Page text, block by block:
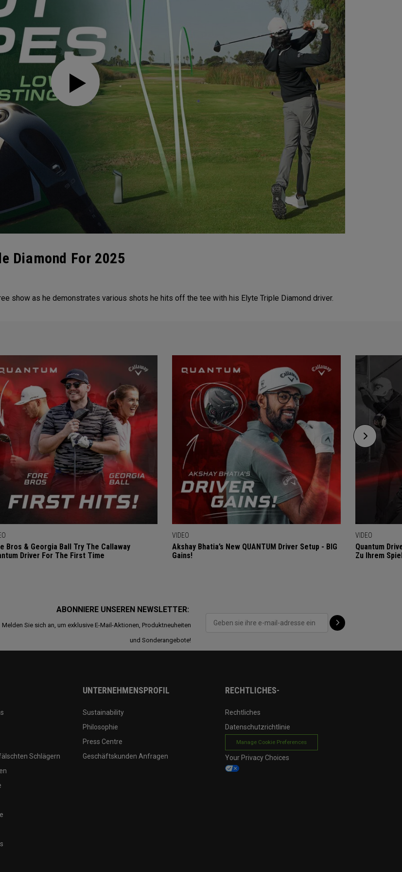
Diamond For 2025
show as he demonstrates various shots he hits off the tee with his Elyte Triple Diamond driver.
Bros & Georgia Ball Try The Callaway
Driver For The First Time
VIDEO
Akshay Bhatia’s New QUANTUM Driver Setup - BIG
Gains!
VIDEO
Quantum
Zu Ihrem
ABONNIERE UNSEREN NEWSLETTER:
Melden Sie sich an, um exklusive E-Mail-Aktionen, Produktneuheiten
und Sonderangebote!
Schlägern
UNTERNEHMENSPROFIL
Sustainability
Philosophie
Press Centre
Geschäftskunden Anfragen
RECHTLICHES-
Rechtliches
Datenschutzrichtlinie
Manage Cookie Preferences
Your Privacy Choices